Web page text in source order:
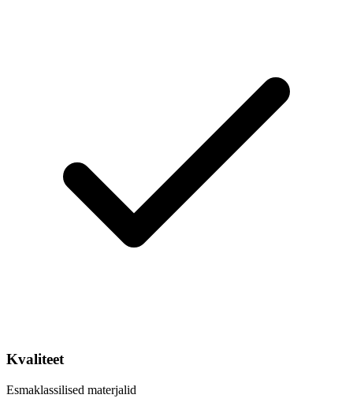
Kvaliteet
Esmaklassilised materjalid